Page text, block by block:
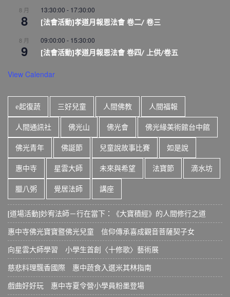
8 月
8
13:30:00 - 17:30:00
[法會活動]孝道月報恩法會 卷二/ 卷三
8 月
9
09:00:00 - 15:30:00
[法會活動]孝道月報恩法會 卷四/ 上供/卷五
View Calendar
e起復蔬 三好兒童 人間佛教 人間福報
人間通訊社 佛光山 佛光會 佛光緣美術館台中館
佛光青年 佛誕節 兒童說故事比賽 如是說
惠中寺 星雲大師 未來與希望 法寶節 滴水坊
臘八粥 覺居法師 講座
[道場活動]妙宥法師－行在當下：《大寶積經》的人間修行之道
惠中寺佛光寶寶暨佛光兒童 信仰傳承喜成觀音菩薩契子女
向星雲大師學習 小學生首創〈十修歌〉藝術展
慈悲料理飄香國際 惠中蔬食入選米其林指南
戲曲好好玩 惠中寺夏令營小學員粉墨登場